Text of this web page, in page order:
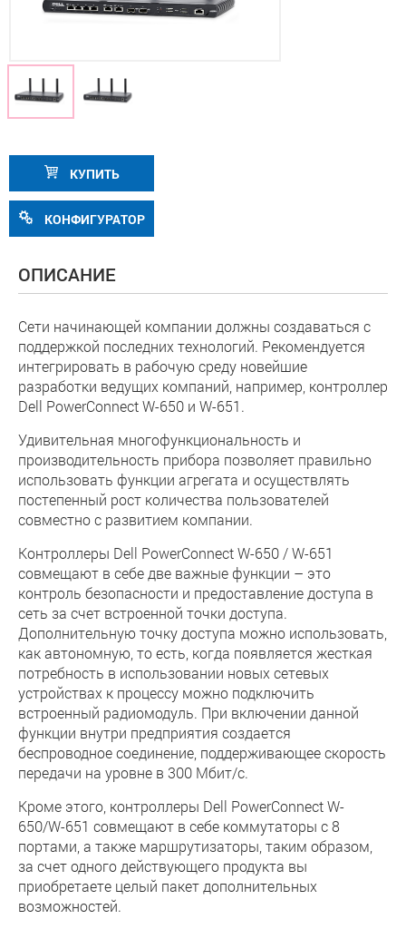
КУПИТЬ
КОНФИГУРАТОР
ОПИСАНИЕ
Сети начинающей компании должны создаваться с
поддержкой последних технологий. Рекомендуется
интегрировать в рабочую среду новейшие
разработки ведущих компаний, например, контроллер
Dell PowerConnect W-650 и W-651.
Удивительная многофункциональность и
производительность прибора позволяет правильно
использовать функции агрегата и осуществлять
постепенный рост количества пользователей
совместно с развитием компании.
Контроллеры Dell PowerConnect W-650 / W-651
совмещают в себе две важные функции – это
контроль безопасности и предоставление доступа в
сеть за счет встроенной точки доступа.
Дополнительную точку доступа можно использовать,
как автономную, то есть, когда появляется жесткая
потребность в использовании новых сетевых
устройствах к процессу можно подключить
встроенный радиомодуль. При включении данной
функции внутри предприятия создается
беспроводное соединение, поддерживающее скорость
передачи на уровне в 300 Мбит/с.
Кроме этого, контроллеры Dell PowerConnect W-
650/W-651 совмещают в себе коммутаторы с 8
портами, а также маршрутизаторы, таким образом,
за счет одного действующего продукта вы
приобретаете целый пакет дополнительных
возможностей.